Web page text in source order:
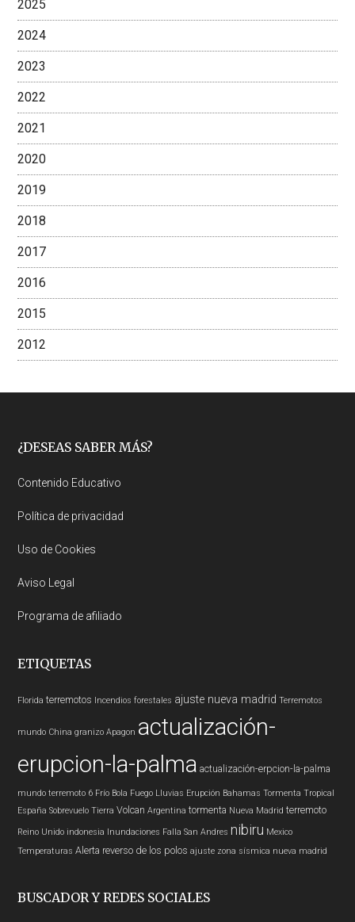
2025
2024
2023
2022
2021
2020
2019
2018
2017
2016
2015
2012
Footer
¿DESEAS SABER MÁS?
Contenido Educativo
Política de privacidad
Uso de Cookies
Aviso Legal
Programa de afiliado
ETIQUETAS
Florida terremotos Incendios forestales ajuste nueva madrid Terremotos
mundo China granizo Apagon actualización-
erupcion-la-palma actualización-erpcion-la-palma
mundo terremoto 6 Frío Bola Fuego Lluvias Erupción Bahamas Tormenta Tropical
España Sobrevuelo Tierra Volcan Argentina tormenta Nueva Madrid terremoto
Reino Unido indonesia Inundaciones Falla San Andres nibiru Mexico
Temperaturas Alerta reverso de los polos ajuste zona sísmica nueva madrid
BUSCADOR Y REDES SOCIALES